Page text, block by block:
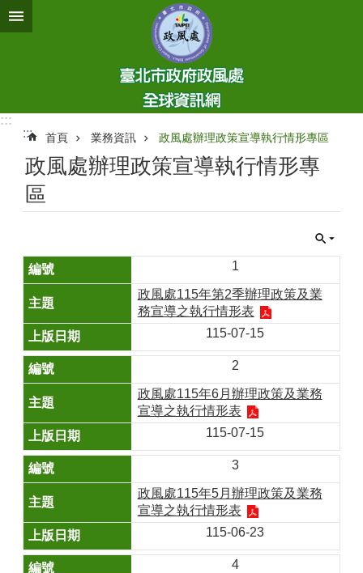
跳到主要內容區塊
:::
:::
首頁 業務資訊 政風處辦理政策宣導執行情形專區
政風處辦理政策宣導執行情形專
區
1
政風處115年第2季辦理政策及業
務宣導之執行情形表
115-07-15
2
政風處115年6月辦理政策及業務
宣導之執行情形表
115-07-15
3
政風處115年5月辦理政策及業務
宣導之執行情形表
115-06-23
4